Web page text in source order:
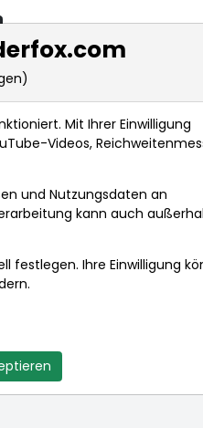
Nachrichten
Mit Ihrer Einwilligung
Videos,
und Nutzungsdaten an
kann auch
festlegen. Ihre Einwilligung